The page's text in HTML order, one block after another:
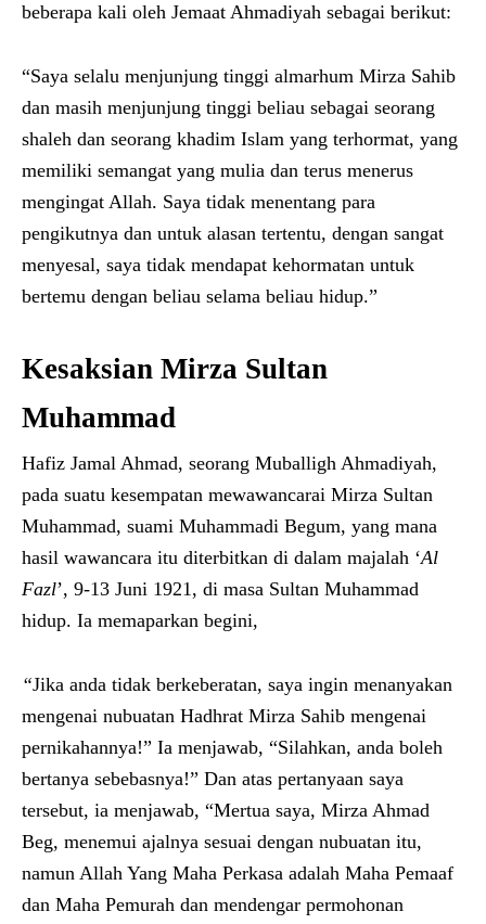
beberapa kali oleh Jemaat Ahmadiyah sebagai berikut:
“Saya selalu menjunjung tinggi almarhum Mirza Sahib
dan masih menjunjung tinggi beliau sebagai seorang
shaleh dan seorang khadim Islam yang terhormat, yang
memiliki semangat yang mulia dan terus menerus
mengingat Allah. Saya tidak menentang para
pengikutnya dan untuk alasan tertentu, dengan sangat
menyesal, saya tidak mendapat kehormatan untuk
bertemu dengan beliau selama beliau hidup.”
Kesaksian Mirza Sultan
Muhammad
Hafiz Jamal Ahmad, seorang Muballigh Ahmadiyah,
pada suatu kesempatan mewawancarai Mirza Sultan
Muhammad, suami Muhammadi Begum, yang mana
hasil wawancara itu diterbitkan di dalam majalah ‘Al
Fazl’, 9-13 Juni 1921, di masa Sultan Muhammad
hidup. Ia memaparkan begini,
“Jika anda tidak berkeberatan, saya ingin menanyakan
mengenai nubuatan Hadhrat Mirza Sahib mengenai
pernikahannya!” Ia menjawab, “Silahkan, anda boleh
bertanya sebebasnya!” Dan atas pertanyaan saya
tersebut, ia menjawab, “Mertua saya, Mirza Ahmad
Beg, menemui ajalnya sesuai dengan nubuatan itu,
namun Allah Yang Maha Perkasa adalah Maha Pemaaf
dan Maha Pemurah dan mendengar permohonan